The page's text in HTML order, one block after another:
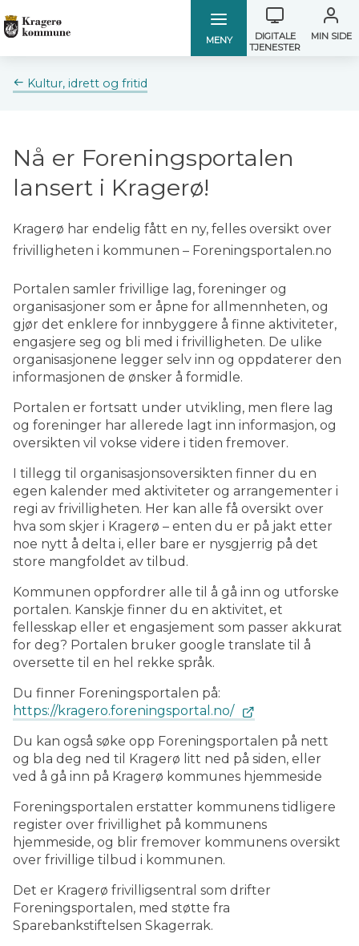
Kragerø
kommune
Kragerø
kommune
DIGITALE
TJENESTER
MIN SIDE
MENY
Du
er
Kultur, idrett og fritid
Nå er Foreningsportalen
lansert i Kragerø!
Kragerø har endelig fått en ny, felles oversikt over
frivilligheten i kommunen – Foreningsportalen.no
Portalen samler frivillige lag, foreninger og
organisasjoner som er åpne for allmennheten, og
gjør det enklere for innbyggere å finne aktiviteter,
engasjere seg og bli med i frivilligheten. De ulike
organisasjonene legger selv inn og oppdaterer den
informasjonen de ønsker å formidle.
Portalen er fortsatt under utvikling, men flere lag
og foreninger har allerede lagt inn informasjon, og
oversikten vil vokse videre i tiden fremover.
I tillegg til organisasjonsoversikten finner du en
egen kalender med aktiviteter og arrangementer i
regi av frivilligheten. Her kan alle få oversikt over
hva som skjer i Kragerø – enten du er på jakt etter
noe nytt å delta i, eller bare er nysgjerrig på det
store mangfoldet av tilbud.
Kommunen oppfordrer alle til å gå inn og utforske
portalen. Kanskje finner du en aktivitet, et
fellesskap eller et engasjement som passer akkurat
for deg? Portalen bruker google translate til å
oversette til en hel rekke språk.
Du finner Foreningsportalen på:
https://kragero.foreningsportal.no/
Du kan også søke opp Foreningsportalen på nett
og bla deg ned til Kragerø litt ned på siden, eller
ved å gå inn på Kragerø kommunes hjemmeside
Foreningsportalen erstatter kommunens tidligere
register over frivillighet på kommunens
hjemmeside, og blir fremover kommunens oversikt
over frivillige tilbud i kommunen.
Det er Kragerø frivilligsentral som drifter
Foreningsportalen, med støtte fra
Sparebankstiftelsen Skagerrak.